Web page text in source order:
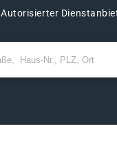
Autorisierter